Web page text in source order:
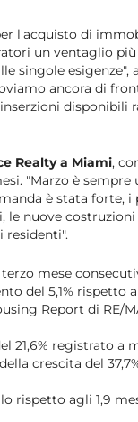
l'acquisto di
un ventaglio
singole esigenze",
ancora di
disponibili
Realty a Miami,
"Marzo è sempre
è stata forte, i
le nuove
residenti".
mese
del 5,1% rispetto
Report di RE/
21,6% registrato a
crescita del
rispetto agli 1,9